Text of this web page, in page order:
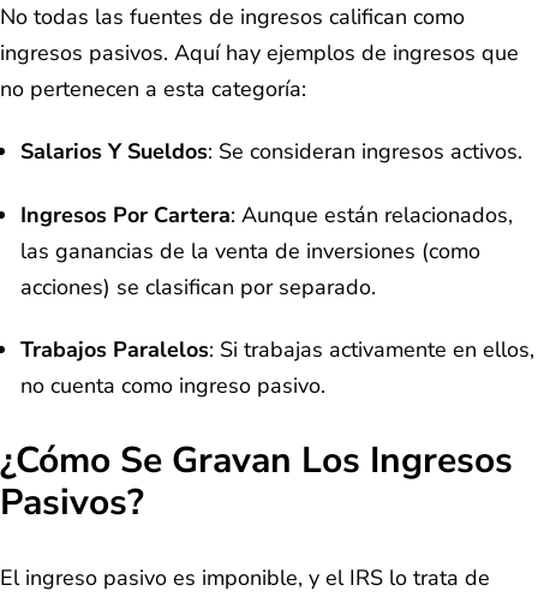
No todas las fuentes de ingresos califican como
ingresos pasivos. Aquí hay ejemplos de ingresos que
no pertenecen a esta categoría:
Salarios Y Sueldos: Se consideran ingresos activos.
Ingresos Por Cartera: Aunque están relacionados,
las ganancias de la venta de inversiones (como
acciones) se clasifican por separado.
Trabajos Paralelos: Si trabajas activamente en ellos,
no cuenta como ingreso pasivo.
¿Cómo Se Gravan Los Ingresos
Pasivos?
El ingreso pasivo es imponible, y el IRS lo trata de